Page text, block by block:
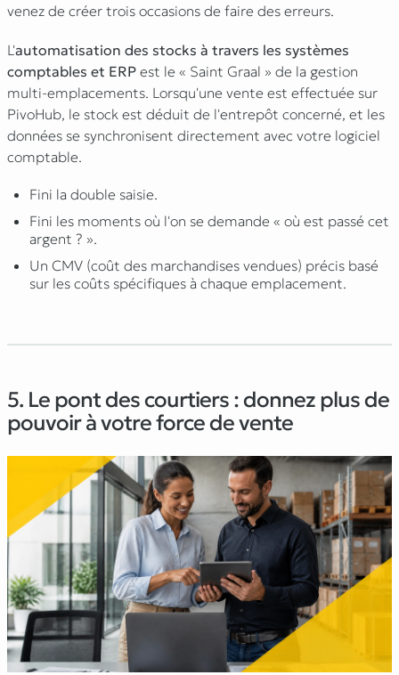
venez de créer trois occasions de faire des erreurs.
L'automatisation des stocks à travers les systèmes
comptables et ERP est le « Saint Graal » de la gestion
multi-emplacements. Lorsqu'une vente est effectuée sur
PivoHub, le stock est déduit de l'entrepôt concerné, et les
données se synchronisent directement avec votre logiciel
comptable.
Fini la double saisie.
Fini les moments où l'on se demande « où est passé cet
argent ? ».
Un CMV (coût des marchandises vendues) précis basé
sur les coûts spécifiques à chaque emplacement.
5. Le pont des courtiers : donnez plus de
pouvoir à votre force de vente